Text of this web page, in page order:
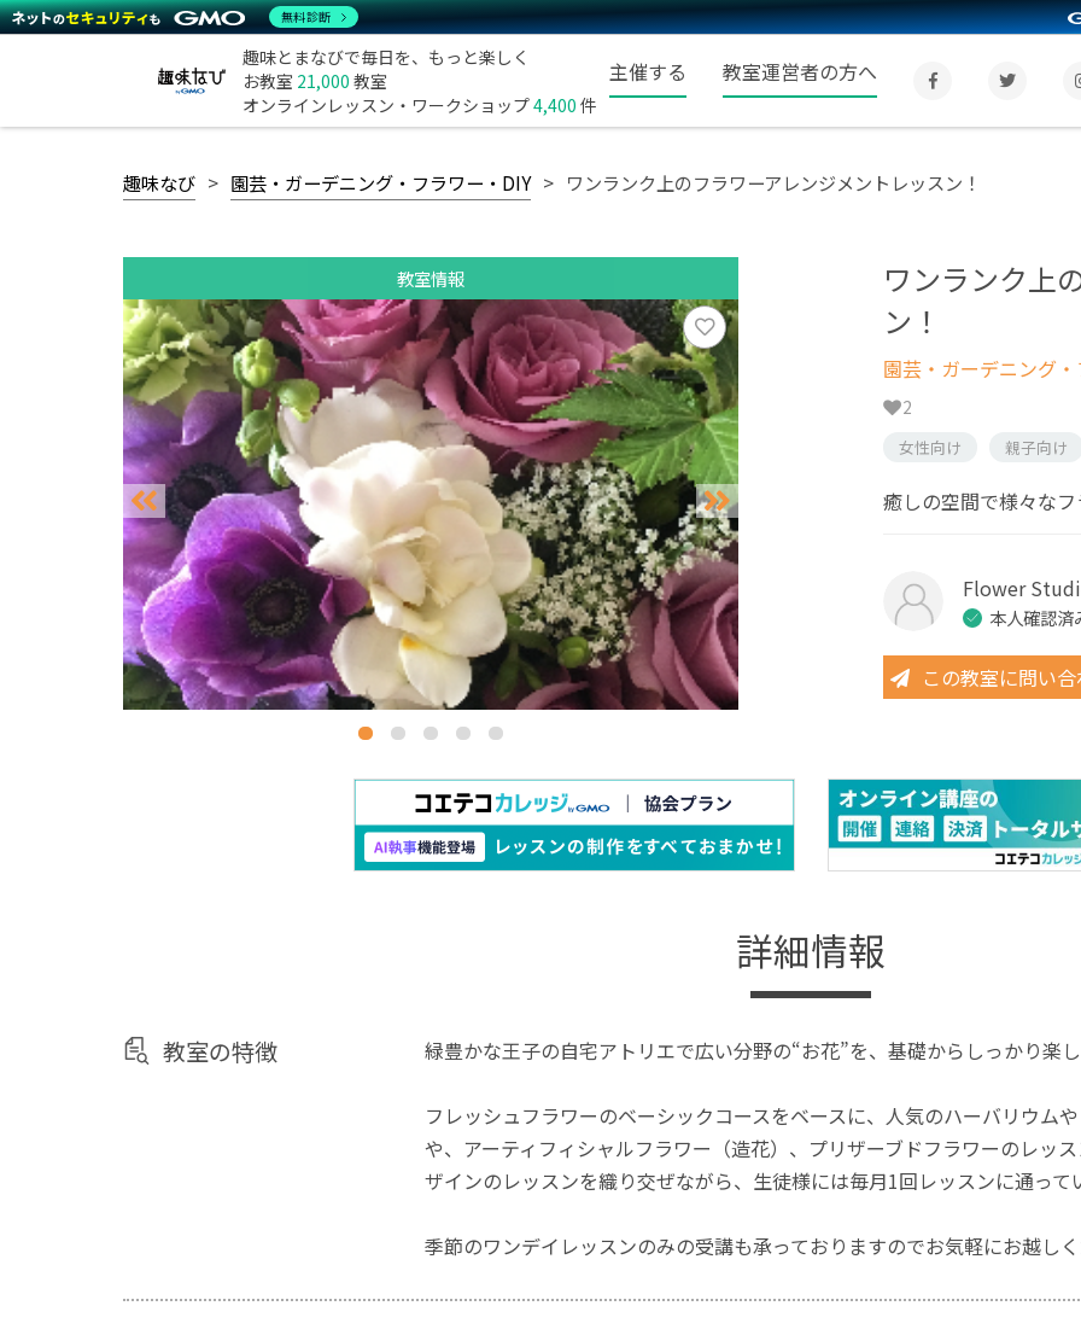
趣味とまなびで毎日を、もっと楽しく
お教室 21,000 教室
オンラインレッスン・ワークショップ4,400 件
主催する 教室運営者の方へ
趣味なび 園芸・ガーデニング・フラワー・DIY ワンランク上のフラワーアレンジメントレッスン！
教室情報
ワンランク上
ン！
園芸・ガーデニング
2
女性向け 親子向け
癒しの空間で様々な
Flower
本人確認済
この教室に問い
詳細情報
教室の特徴 緑豊かな王子の自宅アトリエで広い分野の“お花”を、基礎からしっかり楽し
フレッシュフラワーのベーシックコースをベースに、人気のハーバリウム
や、アーティフィシャルフラワー（造花）、プリザーブドフラワーのレッ
ザインのレッスンを織り交ぜながら、生徒様には毎月1回レッスンに通って
季節のワンデイレッスンのみの受講も承っておりますのでお気軽にお越しく
無料診断